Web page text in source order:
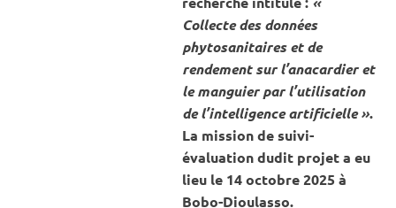
Collecte des données
phytosanitaires et de
rendement sur l’anacardier et
le manguier par l’utilisation
de l’intelligence artificielle ».
La mission de suivi-
évaluation dudit projet a eu
lieu le 14 octobre 2025 à
Bobo-Dioulasso.